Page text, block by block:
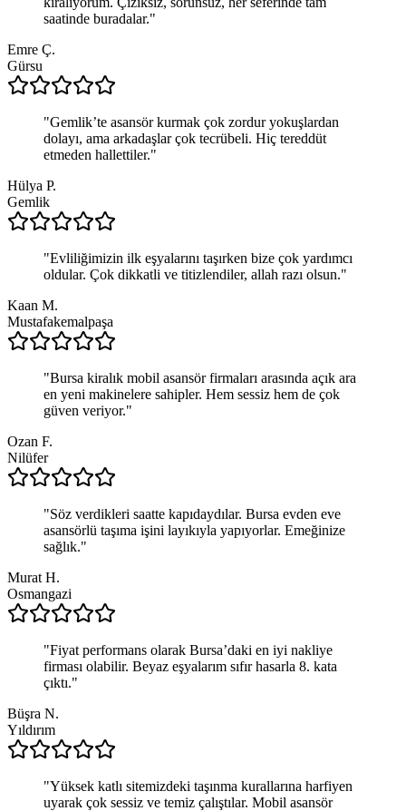
saatinde buradalar."
Emre Ç.
Gürsu
"Gemlik’te asansör kurmak çok zordur yokuşlardan
dolayı, ama arkadaşlar çok tecrübeli. Hiç tereddüt
etmeden hallettiler."
Hülya P.
Gemlik
"Evliliğimizin ilk eşyalarını taşırken bize çok yardımcı
oldular. Çok dikkatli ve titizlendiler, allah razı olsun."
Kaan M.
Mustafakemalpaşa
"Bursa kiralık mobil asansör firmaları arasında açık ara
en yeni makinelere sahipler. Hem sessiz hem de çok
güven veriyor."
Ozan F.
Nilüfer
"Söz verdikleri saatte kapıdaydılar. Bursa evden eve
asansörlü taşıma işini layıkıyla yapıyorlar. Emeğinize
sağlık."
Murat H.
Osmangazi
"Fiyat performans olarak Bursa’daki en iyi nakliye
firması olabilir. Beyaz eşyalarım sıfır hasarla 8. kata
çıktı."
Büşra N.
Yıldırım
"Yüksek katlı sitemizdeki taşınma kurallarına harfiyen
uyarak çok sessiz ve temiz çalıştılar. Mobil asansör